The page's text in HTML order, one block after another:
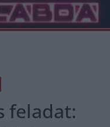
feladat: